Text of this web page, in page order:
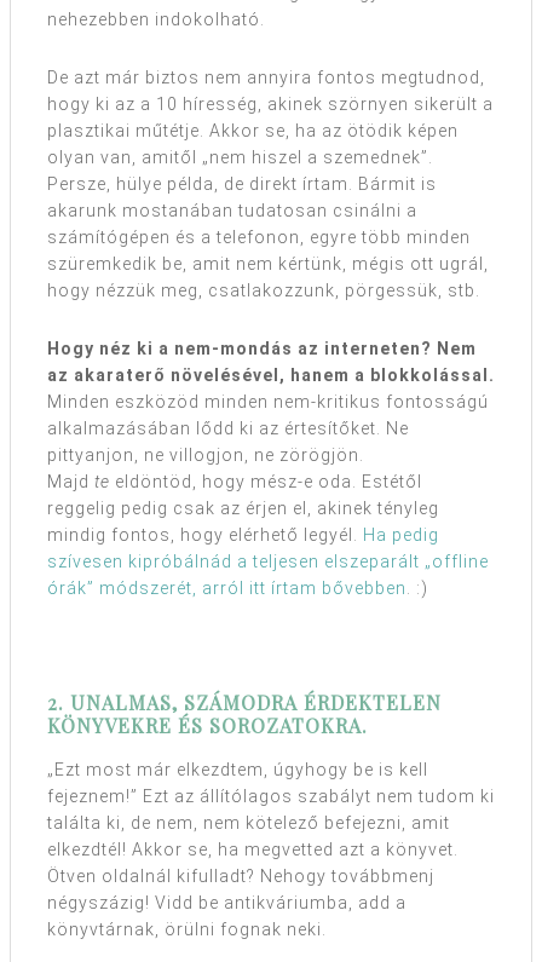
nehezebben indokolható.
De azt már biztos nem annyira fontos megtudnod,
hogy ki az a 10 híresség, akinek szörnyen sikerült a
plasztikai műtétje. Akkor se, ha az ötödik képen
olyan van, amitől „nem hiszel a szemednek”.
Persze, hülye példa, de direkt írtam. Bármit is
akarunk mostanában tudatosan csinálni a
számítógépen és a telefonon, egyre több minden
szüremkedik be, amit nem kértünk, mégis ott ugrál,
hogy nézzük meg, csatlakozzunk, pörgessük, stb.
Hogy néz ki a nem-mondás az interneten? Nem
az akaraterő növelésével, hanem a blokkolással.
Minden eszközöd minden nem-kritikus fontosságú
alkalmazásában lődd ki az értesítőket. Ne
pittyanjon, ne villogjon, ne zörögjön.
Majd te eldöntöd, hogy mész-e oda. Estétől
reggelig pedig csak az érjen el, akinek tényleg
mindig fontos, hogy elérhető legyél. Ha pedig
szívesen kipróbálnád a teljesen elszeparált „offline
órák” módszerét, arról itt írtam bővebben. :)
2. UNALMAS, SZÁMODRA ÉRDEKTELEN
KÖNYVEKRE ÉS SOROZATOKRA.
„Ezt most már elkezdtem, úgyhogy be is kell
fejeznem!” Ezt az állítólagos szabályt nem tudom ki
találta ki, de nem, nem kötelező befejezni, amit
elkezdtél! Akkor se, ha megvetted azt a könyvet.
Ötven oldalnál kifulladt? Nehogy továbbmenj
négyszázig! Vidd be antikváriumba, add a
könyvtárnak, örülni fognak neki.